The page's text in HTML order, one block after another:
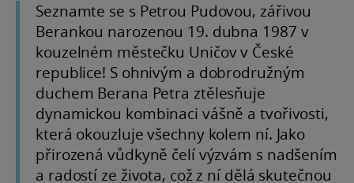
Seznamte se s Petrou Pudovou, zářivou
Berankou narozenou 19. dubna 1987 v
kouzelném městečku Uničov v České
republice! S ohnivým a dobrodružným
duchem Berana Petra ztělesňuje
dynamickou kombinaci vášně a tvořivosti,
která okouzluje všechny kolem ní. Jako
přirozená vůdkyně čelí výzvám s nadšením
a radostí ze života, což z ní dělá skutečnou